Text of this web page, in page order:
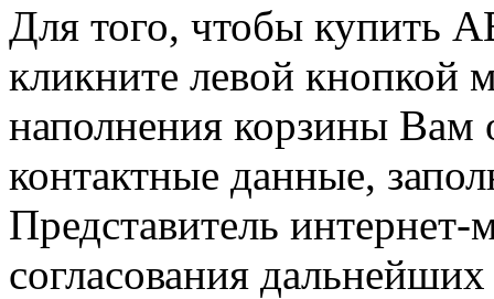
Для того, чтобы купить
кликните левой
наполнения корзины Вам
контактные данные,
Представитель
согласования